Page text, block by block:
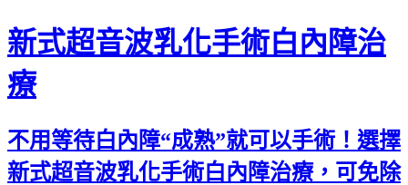
新式超音波乳化手術白內障治
療
不用等待白內障“成熟”就可以手術！選擇
新式超音波乳化手術白內障治療，可免除